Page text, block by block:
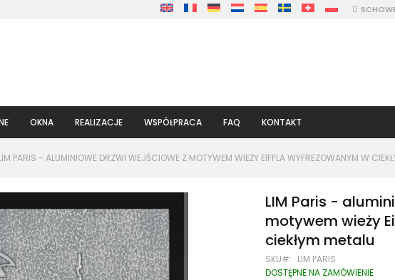
OKNA REALIZACJE WSPÓŁPRACA FAQ KONTAKT
PARIS - ALUMINIOWE DRZWI WEJŚCIOWE Z MOTYWEM WIEŻY EIFFLA WYFREZOWANYM W
LIM Paris -
motywem wieży
ciekłym metalu
SKU LIM PARIS
DOSTĘPNE NA ZAMÓWIENIE